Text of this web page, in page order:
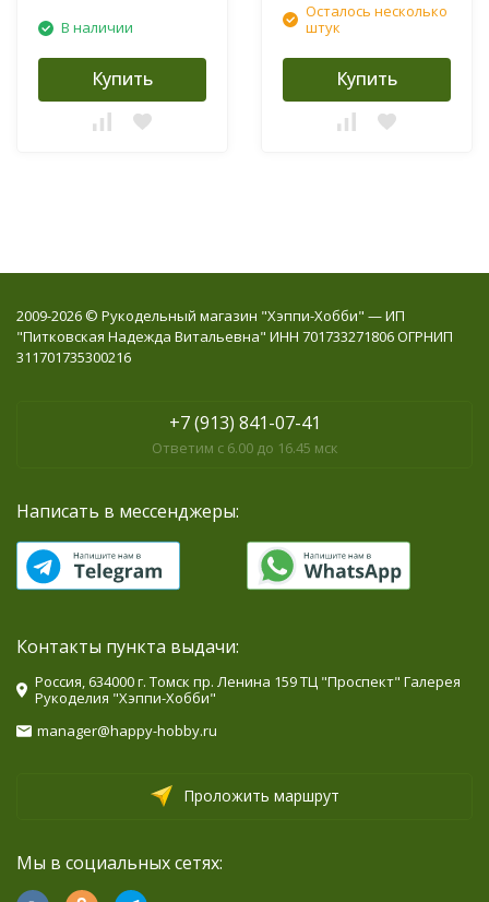
В наличии
Купить
Осталось несколько
штук
Купить
2009-2026 © Рукодельный магазин "Хэппи-Хобби" — ИП
"Питковская Надежда Витальевна" ИНН 701733271806 ОГРНИП
311701735300216
+7 (913) 841-07-41
Ответим с 6.00 до 16.45 мск
Написать в мессенджеры:
Контакты пункта выдачи:
Россия, 634000 г. Томск пр. Ленина 159 ТЦ "Проспект" Галерея
Рукоделия "Хэппи-Хобби"
manager@happy-hobby.ru
Проложить маршрут
Мы в социальных сетях: